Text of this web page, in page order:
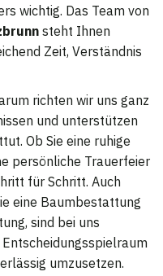
wichtig. Das Team von
steht Ihnen
Zeit, Verständnis
richten wir uns ganz
und unterstützen
Ob Sie eine ruhige
persönliche Trauerfeier
für Schritt. Auch
eine Baumbestattung
sind bei uns
umzusetzen.